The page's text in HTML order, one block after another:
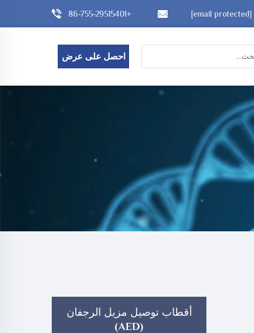
+86-755-29515401 [email protected]
احصل على عرض
أقطاب توصيل مزيل الرجفان
(AED)